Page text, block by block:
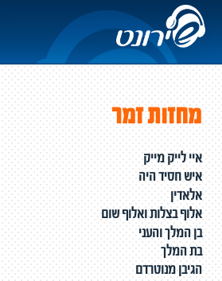
מחזות זמר
איי לייק מייק
איש חסיד היה
אלאדין
אלוף בצלות ואלוף שום
בן המלך והעני
בת המלך
הגיבן מנוטרדם